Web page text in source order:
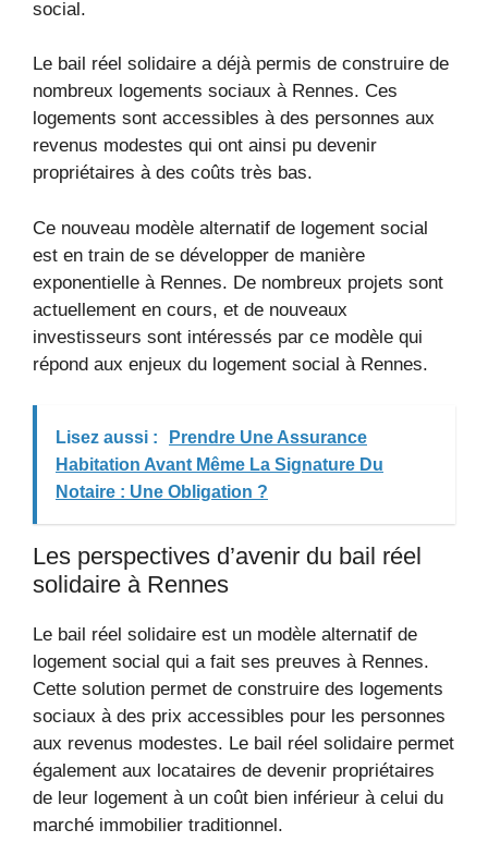
social.
Le bail réel solidaire a déjà permis de construire de
nombreux logements sociaux à Rennes. Ces
logements sont accessibles à des personnes aux
revenus modestes qui ont ainsi pu devenir
propriétaires à des coûts très bas.
Ce nouveau modèle alternatif de logement social
est en train de se développer de manière
exponentielle à Rennes. De nombreux projets sont
actuellement en cours, et de nouveaux
investisseurs sont intéressés par ce modèle qui
répond aux enjeux du logement social à Rennes.
Lisez aussi :
Prendre Une Assurance
Habitation Avant Même La Signature Du
Notaire : Une Obligation ?
Les perspectives d’avenir du bail réel
solidaire à Rennes
Le bail réel solidaire est un modèle alternatif de
logement social qui a fait ses preuves à Rennes.
Cette solution permet de construire des logements
sociaux à des prix accessibles pour les personnes
aux revenus modestes. Le bail réel solidaire permet
également aux locataires de devenir propriétaires
de leur logement à un coût bien inférieur à celui du
marché immobilier traditionnel.